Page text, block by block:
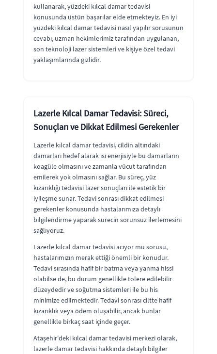
kullanarak, yüzdeki kılcal damar tedavisi
konusunda üstün başarılar elde etmekteyiz. En iyi
yüzdeki kılcal damar tedavisi nasıl yapılır sorusunun
cevabı, uzman hekimlerimiz tarafından uygulanan,
son teknoloji lazer sistemleri ve kişiye özel tedavi
yaklaşımlarında gizlidir.
Lazerle Kılcal Damar Tedavisi: Süreci,
Sonuçları ve Dikkat Edilmesi Gerekenler
Lazerle kılcal damar tedavisi, cildin altındaki
damarları hedef alarak ısı enerjisiyle bu damarların
koagüle olmasını ve zamanla vücut tarafından
emilerek yok olmasını sağlar. Bu süreç, yüz
kızarıklığı tedavisi lazer sonuçları ile estetik bir
iyileşme sunar. Tedavi sonrası dikkat edilmesi
gerekenler konusunda hastalarımıza detaylı
bilgilendirme yaparak sürecin sorunsuz ilerlemesini
sağlıyoruz.
Lazerle kılcal damar tedavisi acıyor mu sorusu,
hastalarımızın merak ettiği önemli bir konudur.
Tedavi sırasında hafif bir batma veya yanma hissi
olabilse de, bu durum genellikle tolere edilebilir
düzeydedir ve soğutma sistemleri ile bu his
minimize edilmektedir. Tedavi sonrası ciltte hafif
kızarıklık veya ödem oluşabilir, ancak bunlar
genellikle birkaç saat içinde geçer.
Ataşehir'deki kılcal damar tedavisi merkezi olarak,
lazerle damar tedavisi hakkında detaylı bilgiler